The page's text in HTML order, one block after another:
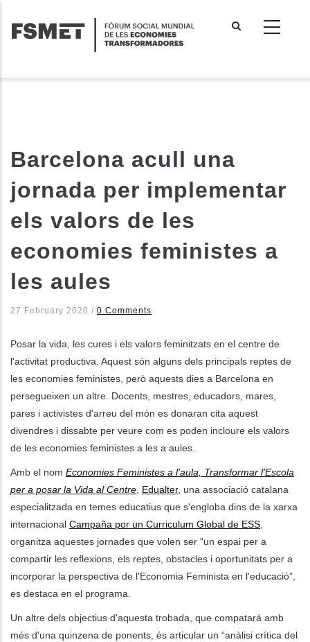
contingut
accions addicionals
Barcelona acull una
jornada per implementar
els valors de les
economies feministes a
les aules
27 February 2020 / 0 Comments
Posar la vida, les cures i els valors feminitzats en el centre de
l'activitat productiva. Aquest són alguns dels principals reptes de
les economies feministes, però aquests dies a Barcelona en
persegueixen un altre. Docents, mestres, educadors, mares,
pares i activistes d'arreu del món es donaran cita aquest
divendres i dissabte per veure com es poden incloure els valors
de les economies feministes a les a aules.
Amb el nom Economies Feministes a l'aula, Transformar l'Escola
per a posar la Vida al Centre Edualter, una associació catalana
especialitzada en temes educatius que s'engloba dins de la xarxa
internacional Campaña por un Curriculum Global de ESS
organitza aquestes jornades que volen ser “un espai per a
compartir les reflexions, els reptes, obstacles i oportunitats per a
incorporar la perspectiva de l'Economia Feminista en l'educació”,
es destaca en el programa.
Un altre dels objectius d'aquesta trobada, que compatará amb
més d'una quinzena de ponents, és articular un “anàlisi crítica del